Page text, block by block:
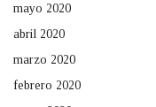
mayo 2020
abril 2020
marzo 2020
febrero 2020